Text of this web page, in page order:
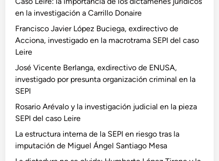
en la investigación a Carrillo Donaire
Francisco Javier López Buciega, exdirectivo de
Acciona, investigado en la macrotrama SEPI del caso
Leire
José Vicente Berlanga, exdirectivo de ENUSA,
investigado por presunta organización criminal en la
SEPI
Rosario Arévalo y la investigación judicial en la pieza
SEPI del caso Leire
La estructura interna de la SEPI en riesgo tras la
imputación de Miguel Ángel Santiago Mesa